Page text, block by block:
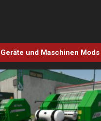
Geräte und Maschinen Mods